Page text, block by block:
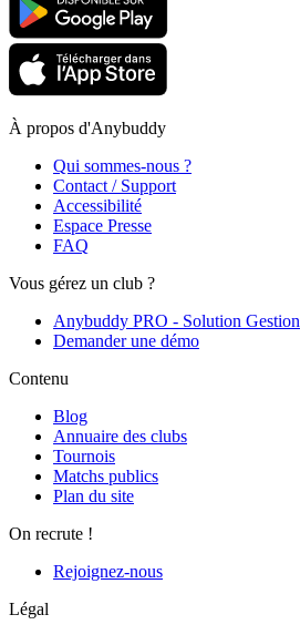
À propos d'Anybuddy
Qui sommes-nous ?
Contact / Support
Accessibilité
Espace Presse
FAQ
Vous gérez un club ?
Anybuddy PRO - Solution Gestion
Demander une démo
Contenu
Blog
Annuaire des clubs
Tournois
Matchs publics
Plan du site
On recrute !
Rejoignez-nous
Légal